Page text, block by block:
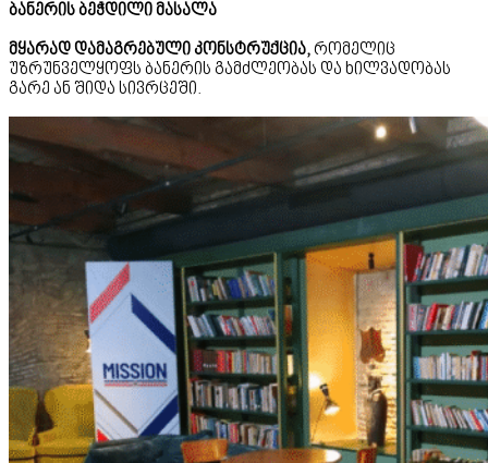
ბანერის ბეჭდილი მასალა
მყარად დამაგრებული კონსტრუქცია,რომელიც
უზრუნველყოფს ბანერის გამძლეობას და ხილვადობას
გარე ან შიდა სივრცეში.